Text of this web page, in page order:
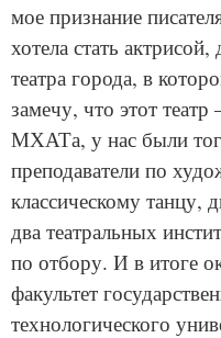
мое признание
хотела стать
театра города, в
замечу, что этот
МХАТа, у нас были
преподаватели по
классическому танцу,
два театральных
по отбору. И в итоге
факультет
технологического